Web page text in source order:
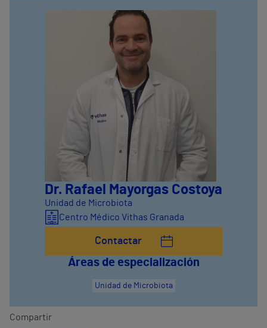
Dr. Rafael Mayorgas Costoya
Unidad de Microbiota
Centro Médico Vithas Granada
Contactar
Áreas de especialización
Unidad de Microbiota
Compartir